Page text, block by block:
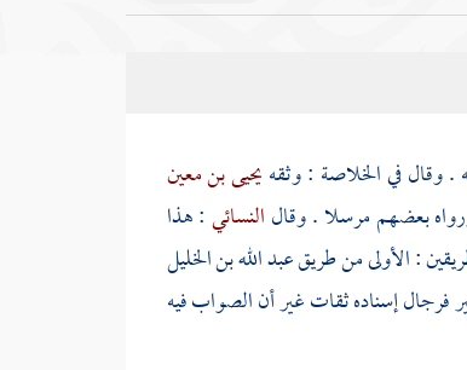
. وقال في الخلاصة : وثقهيحيى بن معين
بعضهم مرسلا . وقالالنسائي: هذا
: الأولى من طريقعبد الله بن الخليل
فرجال إسناده ثقات غير أن الصواب فيه